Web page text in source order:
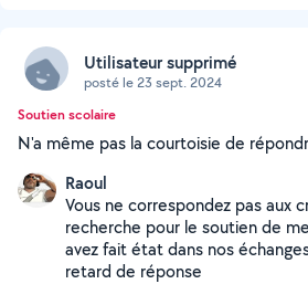
Utilisateur supprimé
posté le 23 sept. 2024
Soutien scolaire
N'a même pas la courtoisie de
Raoul
Vous ne correspondez pas aux
recherche pour le soutien de
avez fait état dans nos
retard de réponse